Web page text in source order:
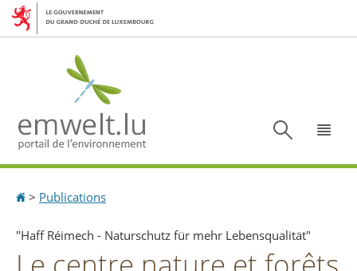
Aller
Aller
Accueil
> Publications
"Haff Réimech - Naturschutz für mehr Lebensqualität"